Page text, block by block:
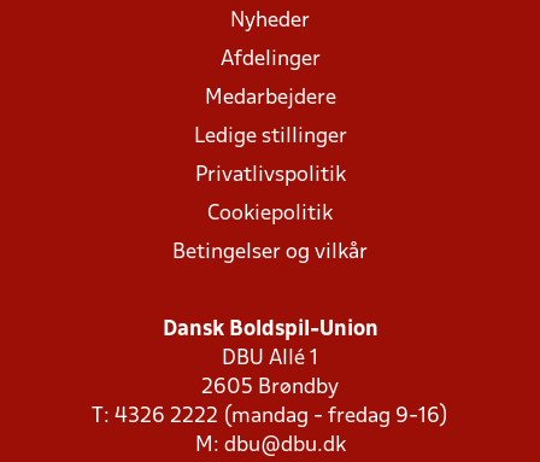
Nyheder
Afdelinger
Medarbejdere
Ledige stillinger
Privatlivspolitik
Cookiepolitik
Betingelser og vilkår
Dansk Boldspil-Union
DBU Allé 1
2605 Brøndby
T: 4326 2222 (mandag - fredag 9-16)
M: dbu@dbu.dk